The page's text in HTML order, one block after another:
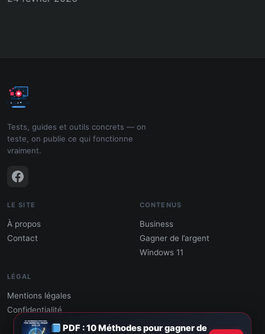
Tests, guides et outils concrets — on
teste, on publie ce qui fonctionne
vraiment.
LE SITE
À propos
Contact
CONTENUS
Business
Gagner de l’argent
Windows 11
LÉGAL
Mentions légales
Confidentialité
PDF : 10 Méthodes pour gagner de